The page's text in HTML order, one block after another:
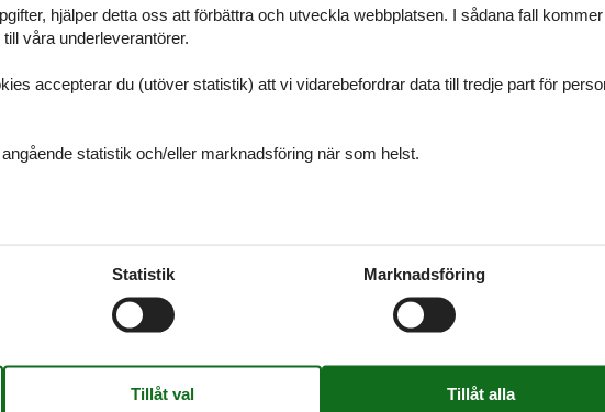
Slettestrand
inspireras och få ut det mesta av din semester
Erbjudanden och
hjälper detta oss att förbättra och utveckla webbplatsen. I sådana fall kommer
våra underleverantörer.
accepterar du (utöver statistik) att vi vidarebefordrar data till tredje part för
statistik och/eller marknadsföring när som helst.
Statistik Marknadsföring